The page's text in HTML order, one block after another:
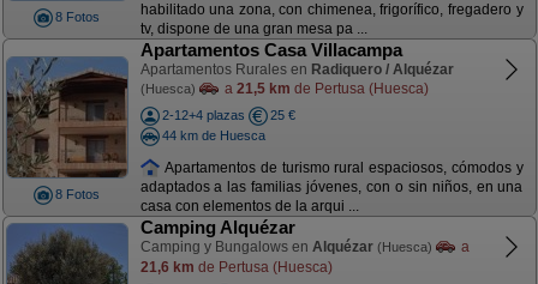
8 Fotos
habilitado una zona, con chimenea, frigorífico, fregadero y
tv, dispone de una gran mesa pa ...
8 Fotos
Apartamentos Casa Villacampa
Apartamentos Rurales en Radiquero / Alquézar
(Huesca) a 21,5 km de Pertusa (Huesca)
2-12+4 plazas
25 €
44 km de Huesca
Apartamentos de turismo rural espaciosos, cómodos y
adaptados a las familias jóvenes, con o sin niños, en una
casa con elementos de la arqui ...
Camping Alquézar
Camping y Bungalows en Alquézar (Huesca)
a
21,6 km de Pertusa (Huesca)